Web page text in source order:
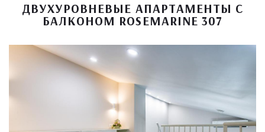
ДВУХУРОВНЕВЫЕ АПАРТАМЕНТЫ С
БАЛКОНОМ ROSEMARINE 307